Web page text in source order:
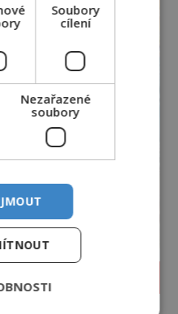
Soubory
cílení
Nezařazené
soubory